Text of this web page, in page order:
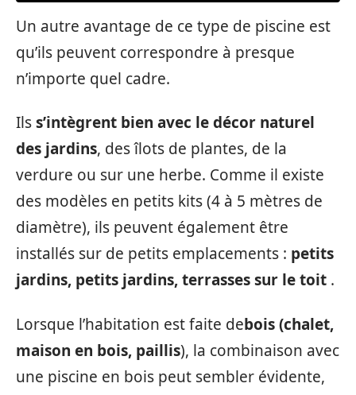
Un autre avantage de ce type de piscine est
qu’ils peuvent correspondre à presque
n’importe quel cadre.
Ilss’intègrent bien avec le décor naturel
des jardins, des îlots de plantes, de la
verdure ou sur une herbe. Comme il existe
des modèles en petits kits (4 à 5 mètres de
diamètre), ils peuvent également être
installés sur de petits emplacements : petits
jardins, petits jardins, terrasses sur le toit .
Lorsque l’habitation est faite debois (chalet,
maison en bois, paillis), la combinaison avec
une piscine en bois peut sembler évidente,